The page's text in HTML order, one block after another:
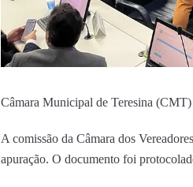
Câmara Municipal de Teresina
A comissão da Câmara dos
apuração. O documento foi